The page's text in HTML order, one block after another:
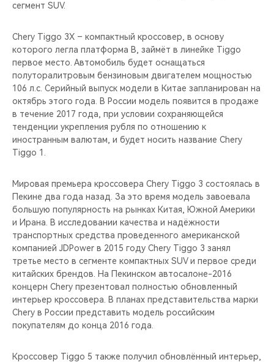
сегмент SUV.
Chery Tiggo 3X – компактный кроссовер, в основу
которого легла платформа B, займёт в линейке Tiggo
первое место. Автомобиль будет оснащаться
полуторалитровым бензиновым двигателем мощностью
106 л.с. Серийный выпуск модели в Китае запланирован на
октябрь этого года. В России модель появится в продаже
в течение 2017 года, при условии сохраняющейся
тенденции укрепления рубля по отношению к
иностранным валютам, и будет носить название Chery
Tiggo 1.
Мировая премьера кроссовера Chery Tiggo 3 состоялась в
Пекине два года назад. За это время модель завоевала
большую популярность на рынках Китая, Южной Америки
и Ирана. В исследовании качества и надёжности
транспортных средства проведенного американской
компанией JDPower в 2015 году Chery Tiggo 3 занял
третье место в сегменте компактных SUV и первое среди
китайских брендов. На Пекинском автосалоне-2016
концерн Chery презентовал полностью обновленный
интерьер кроссовера. В планах представительства марки
Chery в России представить модель российским
покупателям до конца 2016 года.
Кроссовер Tiggo 5 также получил обновлённый интерьер,